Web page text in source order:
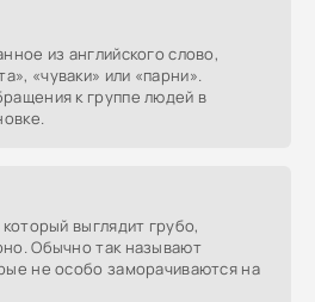
из английского слово,
«чуваки» или «парни».
к группе людей в
выглядит грубо,
Обычно так называют
не особо заморачиваются на